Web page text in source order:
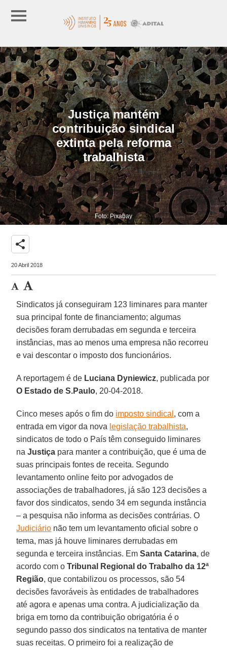
Justiça mantém
contribuição sindical
extinta pela reforma
trabalhista
Foto: Pixabay
share
20 Abril 2018
Sindicatos já conseguiram 123 liminares para manter
sua principal fonte de financiamento; algumas
decisões foram derrubadas em segunda e terceira
instâncias, mas ao menos uma empresa não recorreu
e vai descontar o imposto dos funcionários.
A reportagem é de Luciana Dyniewicz, publicada por
O Estado de S.Paulo, 20-04-2018.
Cinco meses após o fim do imposto sindical , com a
entrada em vigor da nova legislação trabalhista,
sindicatos de todo o País têm conseguido liminares
naJustiça para manter a contribuição, que é uma de
suas principais fontes de receita. Segundo
levantamento online feito por advogados de
associações de trabalhadores, já são 123 decisões a
favor dos sindicatos, sendo 34 em segunda instância
– a pesquisa não informa as decisões contrárias. O
Judiciário não tem um levantamento oficial sobre o
tema, mas já houve liminares derrubadas em
segunda e terceira instâncias. EmSanta Catarina, de
acordo com oTribunal Regional do Trabalho da 12ª
Região, que contabilizou os processos, são 54
decisões favoráveis às entidades de trabalhadores
até agora e apenas uma contra. A judicialização da
briga em torno da contribuição obrigatória é o
segundo passo dos sindicatos na tentativa de manter
suas receitas. O primeiro foi a realização de